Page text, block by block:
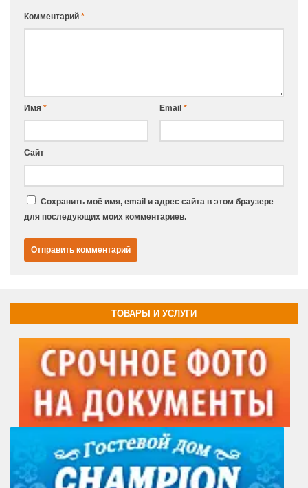
Комментарий *
Имя * Email *
Сайт
Сохранить моё имя, email и адрес сайта в этом браузере
для последующих моих комментариев.
ТОВАРЫ И УСЛУГИ